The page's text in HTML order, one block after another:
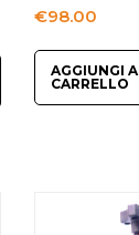
€98.00
AGGIUNGI
CARRELLO